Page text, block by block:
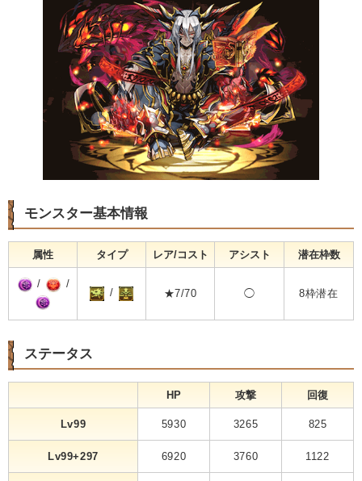
モンスター基本情報
属性 タイプ レア/コスト アシスト 潜在枠数
/ /
/ ★7/70 ◯ 8枠潜在
ステータス
HP 攻撃 回復
Lv99 5930 3265 825
Lv99+297 6920 3760 1122